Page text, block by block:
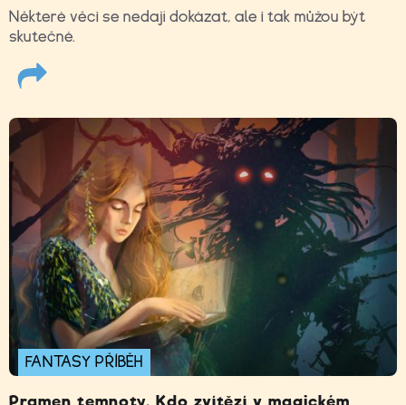
Některé věci se nedají dokázat, ale i tak můžou být
skutečné.
FANTASY PŘÍBĚH
Pramen temnoty. Kdo zvítězí v magickém